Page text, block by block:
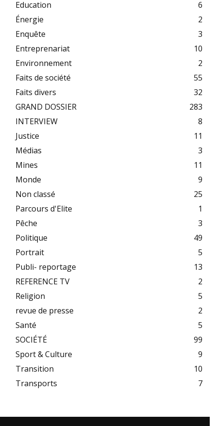
Education
6
Énergie
2
Enquête
3
Entreprenariat
10
Environnement
2
Faits de société
55
Faits divers
32
GRAND DOSSIER
283
INTERVIEW
8
Justice
11
Médias
3
Mines
11
Monde
9
Non classé
25
Parcours d'Elite
1
Pêche
3
Politique
49
Portrait
5
Publi- reportage
13
REFERENCE TV
2
Religion
5
revue de presse
2
Santé
5
SOCIÉTÉ
99
Sport & Culture
9
Transition
10
Transports
7